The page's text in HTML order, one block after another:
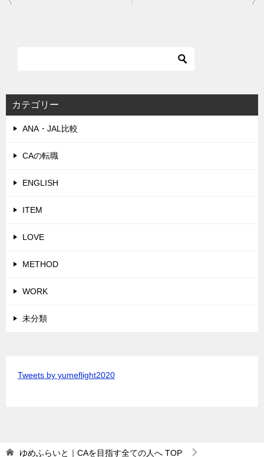
シ
ョ
カテゴリー
ANA・JAL比較
CAの転職
ENGLISH
ITEM
LOVE
METHOD
WORK
未分類
Tweets by yumeflight2020
ゆめふらいと｜CAを目指す全ての人へ TOP